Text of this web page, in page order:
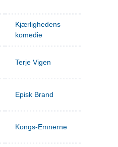
Kjærlighedens
komedie
Terje Vigen
Episk Brand
Kongs-Emnerne